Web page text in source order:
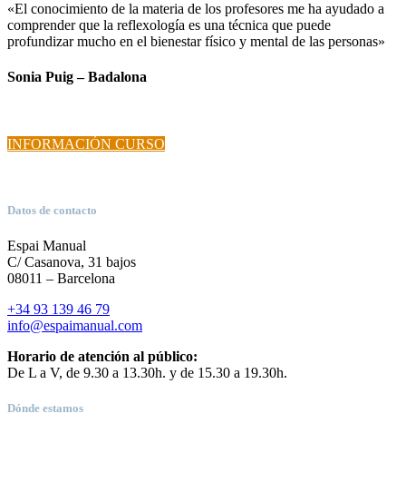
«El conocimiento de la materia de los profesores me ha ayudado a
comprender que la reflexología es una técnica que puede
profundizar mucho en el bienestar físico y mental de las personas»
Sonia Puig – Badalona
INFORMACIÓN CURSO
Datos de contacto
Espai Manual
C/ Casanova, 31 bajos
08011 – Barcelona
+34 93 139 46 79
info@espaimanual.com
Horario de atención al público:
De L a V, de 9.30 a 13.30h. y de 15.30 a 19.30h.
Dónde estamos